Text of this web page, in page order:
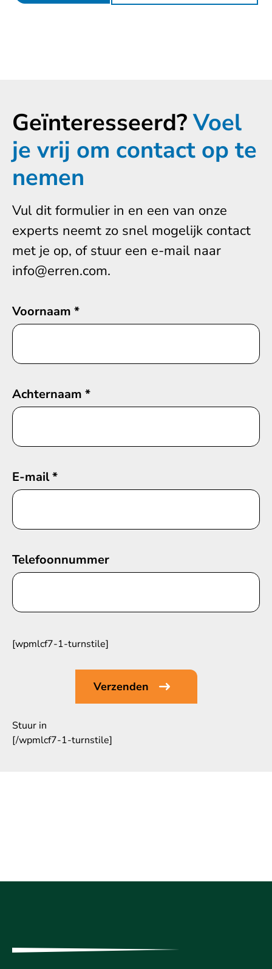
Geïnteresseerd?Voel
je vrij om contact op te
nemen
Vul dit formulier in en een van onze
experts neemt zo snel mogelijk contact
met je op, of stuur een e-mail naar
info@erren.com.
Voornaam *
Achternaam *
E-mail*
Telefoonnummer
[wpmlcf7-1-turnstile]
Stuur in
[/wpmlcf7-1-turnstile]